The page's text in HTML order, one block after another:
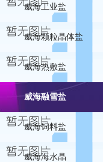
威海工业盐
威海颗粒晶体盐
威海热敷盐
威海融雪盐
威海饲料盐
威海海水晶